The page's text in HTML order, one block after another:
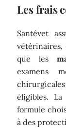
Les frais
Santévet
vétérinaires,
que les
examens
éligibles.
formule
à des